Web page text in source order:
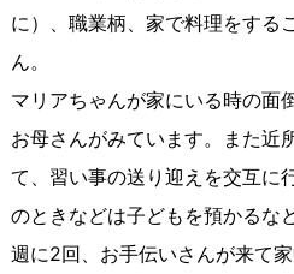
に）、職業柄、家で料理をする
ん。
マリアちゃんが家にいる時の面
お母さんがみています。また近
て、習い事の送り迎えを交互に
のときなどは子どもを預かるな
週に2回、お手伝いさんが来て